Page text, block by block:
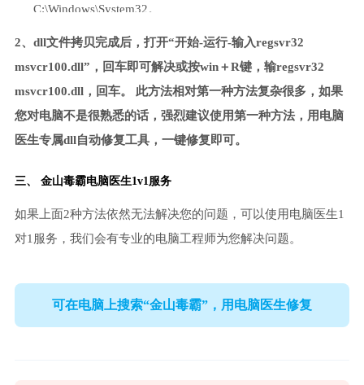
C:\Windows\System32。
2、dll文件拷贝完成后，打开“开始-运行-输入regsvr32
msvcr100.dll”，回车即可解决或按win＋R键，输regsvr32
msvcr100.dll，回车。 此方法相对第一种方法复杂很多，如果
您对电脑不是很熟悉的话，强烈建议使用第一种方法，用电脑
医生专属dll自动修复工具，一键修复即可。
三、 金山毒霸电脑医生1v1服务
如果上面2种方法依然无法解决您的问题，可以使用电脑医生1
对1服务，我们会有专业的电脑工程师为您解决问题。
可在电脑上搜索“金山毒霸”，用电脑医生修复